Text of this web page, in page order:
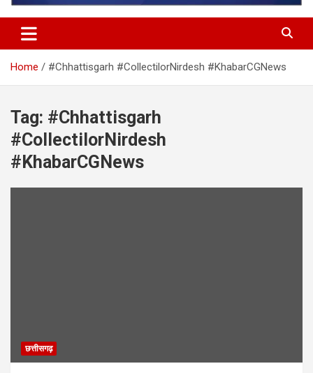
Khabar CG News
Home #Chhattisgarh #CollectilorNirdesh #KhabarCGNews
Tag: #Chhattisgarh
#CollectilorNirdesh
#KhabarCGNews
छत्तीसगढ़